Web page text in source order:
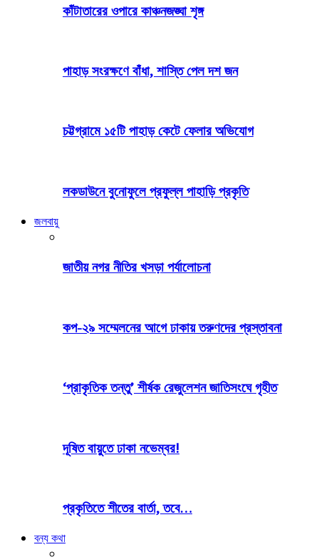
কাঁটাতারের ওপারে কাঞ্চনজঙ্ঘা শৃঙ্গ
পাহাড় সংরক্ষণে বাঁধা, শাস্তি পেল দশ জন
চট্টগ্রামে ১৫টি পাহাড় কেটে ফেলার অভিযোগ
লকডাউনে বুনোফুলে প্রফুল্ল পাহাড়ি প্রকৃতি
জলবায়ু
জাতীয় নগর নীতির খসড়া পর্যালোচনা
কপ-২৯ সম্মেলনের আগে ঢাকায় তরুণদের প্রস্তাবনা
‘প্রাকৃতিক তন্তু’ শীর্ষক রেজুলেশন জাতিসংঘে গৃহীত
দূষিত বায়ুতে ঢাকা নভেম্বর!
প্রকৃতিতে শীতের বার্তা, তবে…
বন্য কথা